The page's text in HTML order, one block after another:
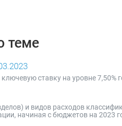
теме
ставку на уровне 7,50%
и видов расходов
начиная с бюджетов на 2023